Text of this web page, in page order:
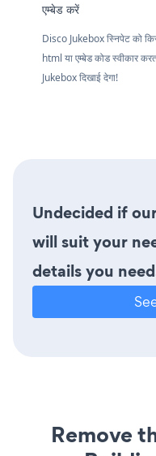
एम्बेड करें
Disco Jukebox स्निपेट को
html या एम्बेड कोड स्वीकार
Jukebox दिखाई देगा!
Undecided if
will suit your
details you
Remove